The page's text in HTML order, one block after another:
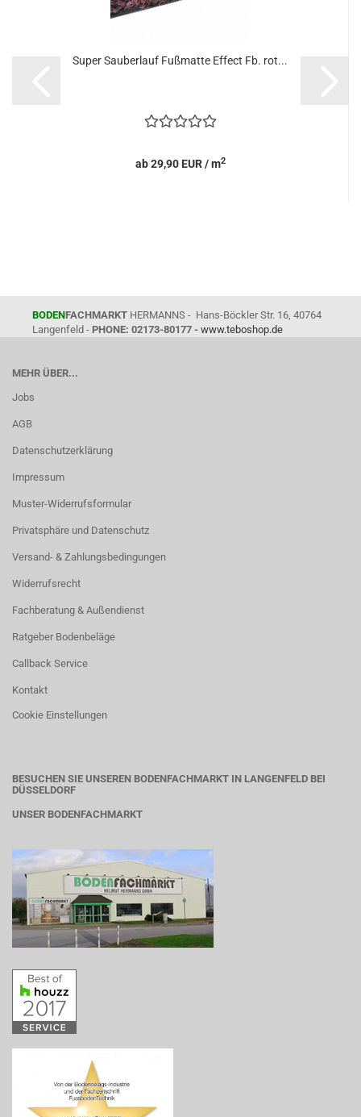
Super Sauberlauf Fußmatte Effect Fb. rot...
ab 29,90 EUR / m2
BODENFACHMARKT HERMANNS - Hans-Böckler Str. 16, 40764
Langenfeld - PHONE: 02173-80177 - www.teboshop.de
MEHR ÜBER...
Jobs
AGB
Datenschutzerklärung
Impressum
Muster-Widerrufsformular
Privatsphäre und Datenschutz
Versand- & Zahlungsbedingungen
Widerrufsrecht
Fachberatung & Außendienst
Ratgeber Bodenbeläge
Callback Service
Kontakt
Cookie Einstellungen
BESUCHEN SIE UNSEREN BODENFACHMARKT IN LANGENFELD BEI
DÜSSELDORF
UNSER BODENFACHMARKT